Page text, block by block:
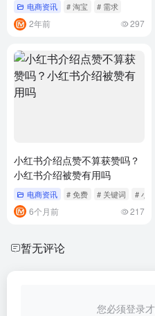
电商资讯 # 淘宝 # 需求
2年前 297
小红书介绍点赞不算获赞吗？
小红书介绍被赞有用吗
电商资讯 # 免费 # 关键词 # 小红
6个月前 217
暂无评论
您必须登录